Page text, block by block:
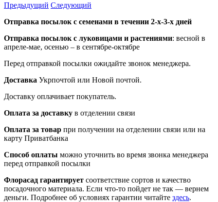
Предыдущий Следующий
Отправка посылок с семенами в течении 2-х-3-х дней
Отправка посылок с луковицами и растениями: весной в
апреле-мае, осенью – в сентябре-октябре
Перед отправкой посылки ожидайте звонок менеджера.
Доставка Укрпочтой или Новой почтой.
Доставку оплачивает покупатель.
Оплата за доставку в отделении связи
Оплата за товар при получении на отделении связи или на
карту Приватбанка
Способ оплаты можно уточнить во время звонка менеджера
перед отправкой посылки
Флорасад гарантирует соответствие сортов и качество
посадочного материала. Если что-то пойдет не так — вернем
деньги. Подробнее об условиях гарантии читайте здесь.